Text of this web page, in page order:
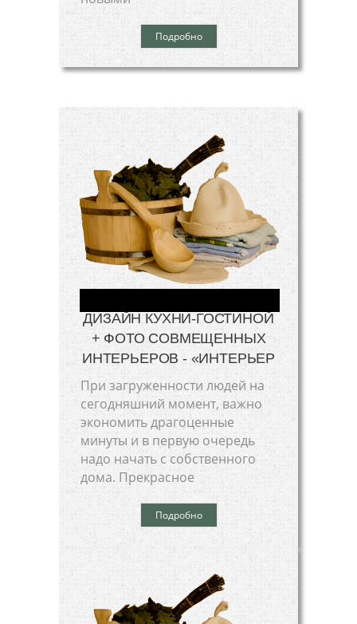
Подробно
ДИЗАЙН КУХНИ-ГОСТИНОЙ
+ ФОТО СОВМЕЩЕННЫХ
ИНТЕРЬЕРОВ - «ИНТЕРЬЕР
При загруженности людей на
сегодняшний момент, важно
экономить драгоценные
минуты и в первую очередь
надо начать с собственного
дома. Прекрасное
Подробно